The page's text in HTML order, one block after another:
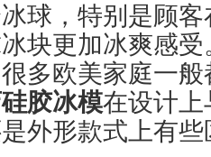
球，特别是顾
块更加冰爽感
多欧美家庭一
胶冰模在设计
外形款式上有